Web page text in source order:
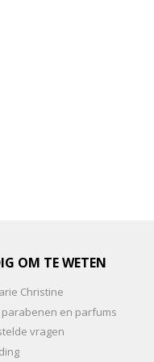
OM TE WETEN
Christine
parabenen en parfums
vragen